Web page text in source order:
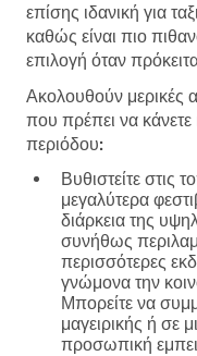
επίσης ιδανική για
καθώς είναι πιο
επιλογή όταν
Ακολουθούν μερικές
που πρέπει να κάνετε
περιόδου:
Βυθιστείτε στις
μεγαλύτερα
διάρκεια της
συνήθως
περισσότερες
γνώμονα την
Μπορείτε να
μαγειρικής ή σε
προσωπική